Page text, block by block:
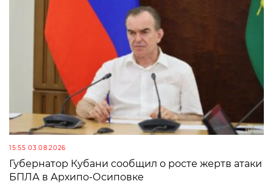
15:55 03.08.2026
Губернатор Кубани сообщил о росте жертв атаки
БПЛА в Архипо-Осиповке